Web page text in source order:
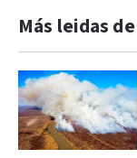
Más leidas